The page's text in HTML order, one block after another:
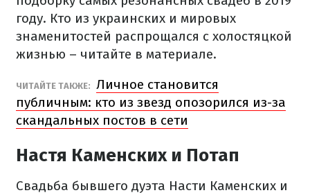
году. Кто из украинских и мировых
знаменитостей распрощался с холостяцкой
жизнью – читайте в материале.
ЧИТАЙТЕ ТАКЖЕ: Личное становится
публичным: кто из звезд опозорился из-за
скандальных постов в сети
Настя Каменских и Потап
Свадьба бывшего дуэта Насти Каменских и